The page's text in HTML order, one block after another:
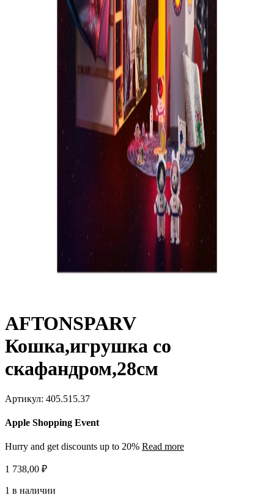
AFTONSPARV
Кошка,игрушка со
скафандром,28см
Артикул: 405.515.37
Apple Shopping Event
Hurry and get discounts up to 20% Read more
1 738,00 ₽
1 в наличии